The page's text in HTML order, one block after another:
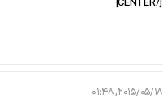
[/CENTER]
2015/05/18, 01:48